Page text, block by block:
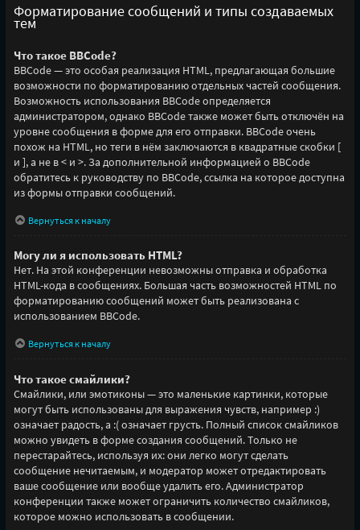
Форматирование сообщений и типы создаваемых
тем
Что такое BBCode?
BBCode — это особая реализация HTML, предлагающая большие
возможности по форматированию отдельных частей сообщения.
Возможность использования BBCode определяется
администратором, однако BBCode также может быть отключён на
уровне сообщения в форме для его отправки. BBCode очень
похож на HTML, но теги в нём заключаются в квадратные скобки [
и ], а не в < и >. За дополнительной информацией о BBCode
обратитесь к руководству по BBCode, ссылка на которое доступна
из формы отправки сообщений.
Вернуться к началу
Могу ли я использовать HTML?
Нет. На этой конференции невозможны отправка и обработка
HTML-кода в сообщениях. Большая часть возможностей HTML по
форматированию сообщений может быть реализована с
использованием BBCode.
Вернуться к началу
Что такое смайлики?
Смайлики, или эмотиконы — это маленькие картинки, которые
могут быть использованы для выражения чувств, например :)
означает радость, а :( означает грусть. Полный список смайликов
можно увидеть в форме создания сообщений. Только не
перестарайтесь, используя их: они легко могут сделать
сообщение нечитаемым, и модератор может отредактировать
ваше сообщение или вообще удалить его. Администратор
конференции также может ограничить количество смайликов,
которое можно использовать в сообщении.